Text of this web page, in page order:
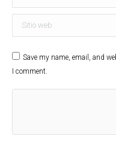
Sitio web
Save my name, email, and
I comment.